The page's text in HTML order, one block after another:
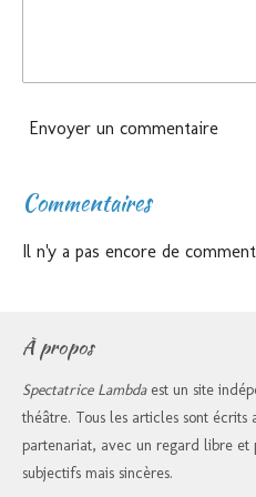
Envoyer un commentaire
Commentaires
Il n'y a pas encore de
À propos
Spectatrice Lambdaest un site
théâtre. Tous les articles sont écrits
partenariat, avec un regard libre et
subjectifs mais sincères.